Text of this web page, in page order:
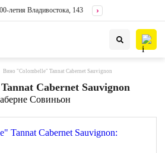
летия Владивостока, 143
Вино "Colombelle" Tannat Cabernet Sauvignon
Cabernet Sauvignon
Совиньон